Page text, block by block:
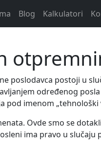
Blog Kalkulatori
poslodavca postoji u
određenog
pod imenom „tehnološki
Ovde smo se
ima pravo u slučaju